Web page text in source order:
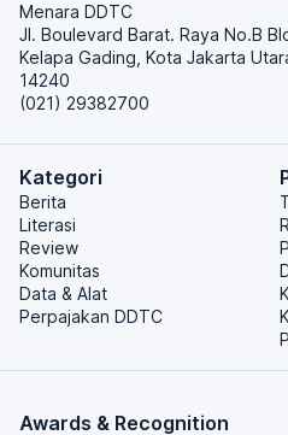
Menara DDTC
Jl. Boulevard Barat. Raya No.B
Kelapa Gading, Kota Jakarta
14240
(021) 29382700
Kategori
Berita
Literasi
Review
Komunitas
Data & Alat
Perpajakan DDTC
Awards & Recognition